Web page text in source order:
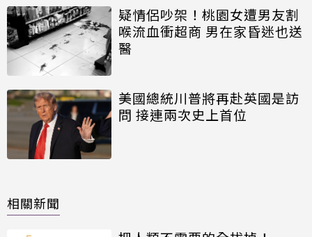
疑情侶吵架！桃園女遭男友割
喉流血衝超商 男在家昏迷也送
醫
美國總統川普將再赴英國是訪
問 接連兩次史上首位
相關新聞